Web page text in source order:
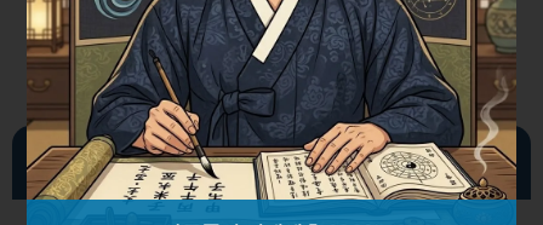
균형 잡힌 영양이 만드는 큰 차이